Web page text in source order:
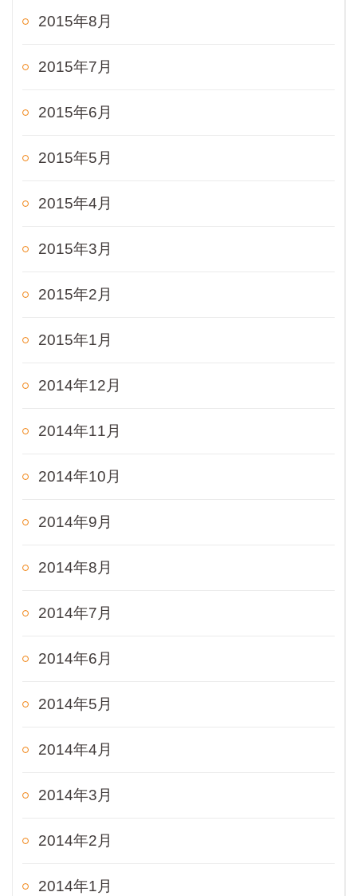
2015年8月
2015年7月
2015年6月
2015年5月
2015年4月
2015年3月
2015年2月
2015年1月
2014年12月
2014年11月
2014年10月
2014年9月
2014年8月
2014年7月
2014年6月
2014年5月
2014年4月
2014年3月
2014年2月
2014年1月